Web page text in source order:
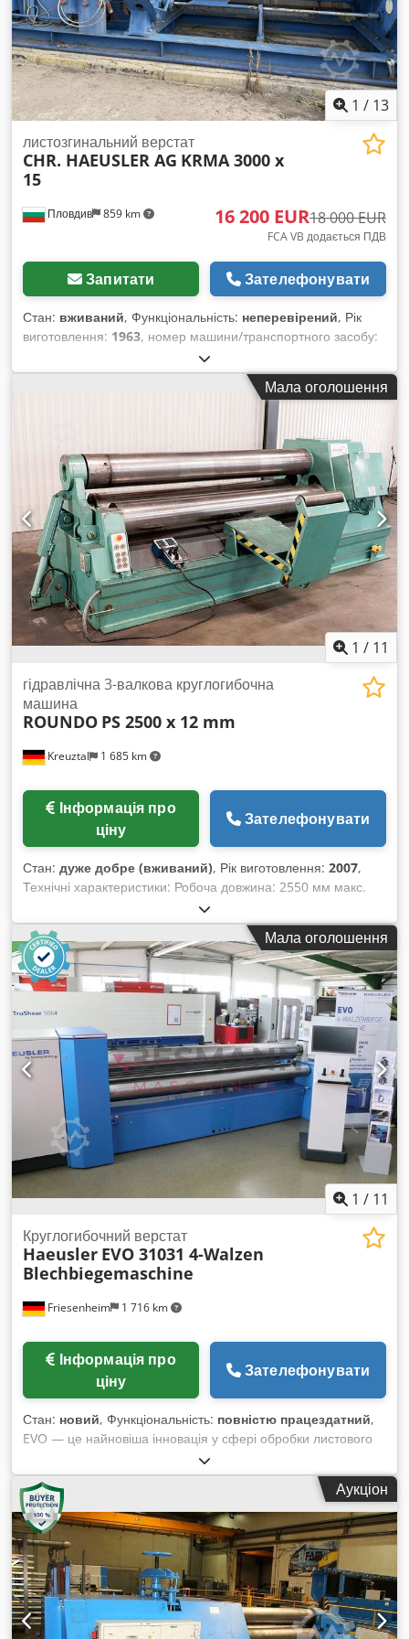
Dkedpfx Aaod Ab Rho Djr Маємо багато референцій!
1 / 13
Пловдив 859 km
листозгинальний верстат
CHR. HAEUSLER AG KRMA 3000 x
15
16 200 EUR18 000 EUR
FCA VB додається ПДВ
Запитати Зателефонувати
Стан: вживаний, Функціональність: неперевірений, Рік
виготовлення: 1963, номер машини/транспортного засобу:
ручний
ручний, тип приводу:електричний, кількість валків:3,
, діаметр бічного валика:
, максимальна товщина
, Продається вживана вальцювальна машина
HAEUSLER KRMA 3000 x 15. Виробник: CHR. HAEUSLER AG,
Швейцарія. Робоча ширина 3000 мм, номінальна товщина
15 мм, 380 В. Серійний номер 971W01002. На табличці
вказано рік 1963, а також ревізія/маркування CE — 2003.
Машина призначена для вальцювання та гнуття листової
сталі. Продається в наявному стані, огляд на місці
рекомендується. Машина також обладнана для гнуття
профілів. Dodszil Hfepfx Aa Dskr
Мала оголошення
1 / 11
Kreuztal 1 685 km
гідравлічна 3-валкова круглогибочна
машина
ROUNDO PS 2500 x 12 mm
ціну
Зателефонувати
Стан: дуже добре (вживаний), Рік виготовлення: 2007,
Технічні характеристики: Робоча довжина: 2550 мм макс.
згинальна сила при малому діаметрі: 12,0 мм згинальна
сила при діаметрі від 900 мм: 18 мм кут згину: 10 / 12,0 мм
Dodpfxoztckis Aa Dekr діаметр валів: 310 мм гідравлічний
складаний підшипник потужність приводу: 11 кВт бічна
допоміжна приставка для згинання пристрій для утримання
листового металу цифровий дисплей габаритні розміри
(довжина x ширина x висота): прибл. 4200 x 1500 x 1650 мм
вага: прибл. 10 тонн Стан: загалом дуже хороший стан,
використовувався небагато Продавець не несе
відповідальності за друкарські або помилки передачі даних.
Зовнішній вигляд, технічний стан та знос машини
відповідають її віку; вживані машини продаються без будь-
яких гарантій.
Мала оголошення
1 / 11
Friesenheim 1 716 km
Круглогибочний верстат
Haeusler EVO 31031 4-Walzen
Blechbiegemaschine
ціну
Зателефонувати
Стан: новий, Функціональність: повністю працездатний,
EVO — це найновіша інновація у сфері обробки листового
металу. Вона оснащена численними інноваційними та
запатентованими функціями, які підвищують вашу
виробничу потужність і продуктивність, водночас
забезпечуючи найнижчі загальні експлуатаційні витрати.
Якісні компоненти, використані в цій машині, а також
найновіша версія керування BENDtronic®, яка
встановлюється на всі машини EVO як стандартна опція, є
особливими перевагами цієї серії. Доступно зі складу:
HAEUSLER EVO 31031 чотиривалкова вальцювальна
машина для згинання листового металу / листозгинальна
Аукціон